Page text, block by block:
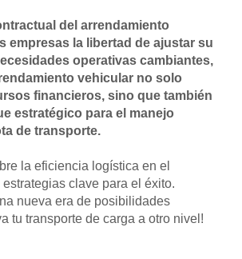
del arrendamiento
empresas la libertad de ajustar su
operativas cambiantes,
vehicular no solo
financieros, sino que también
estratégico para el manejo
de transporte.
la eficiencia logística en el
clave para el éxito.
nueva era de posibilidades
tu transporte de carga a otro nivel!